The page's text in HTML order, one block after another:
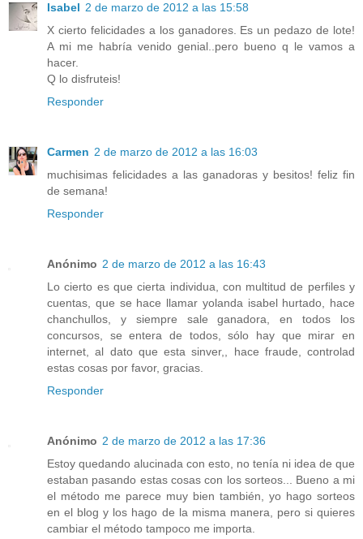
Isabel 2 de marzo de 2012 a las 15:58
X cierto felicidades a los ganadores. Es un pedazo de lote!
A mi me habría venido genial..pero bueno q le vamos a
hacer.
Q lo disfruteis!
Responder
Carmen 2 de marzo de 2012 a las 16:03
muchisimas felicidades a las ganadoras y besitos! feliz fin
de semana!
Responder
Anónimo 2 de marzo de 2012 a las 16:43
Lo cierto es que cierta individua, con multitud de perfiles y
cuentas, que se hace llamar yolanda isabel hurtado, hace
chanchullos, y siempre sale ganadora, en todos los
concursos, se entera de todos, sólo hay que mirar en
internet, al dato que esta sinver,, hace fraude, controlad
estas cosas por favor, gracias.
Responder
Anónimo 2 de marzo de 2012 a las 17:36
Estoy quedando alucinada con esto, no tenía ni idea de que
estaban pasando estas cosas con los sorteos... Bueno a mi
el método me parece muy bien también, yo hago sorteos
en el blog y los hago de la misma manera, pero si quieres
cambiar el método tampoco me importa.